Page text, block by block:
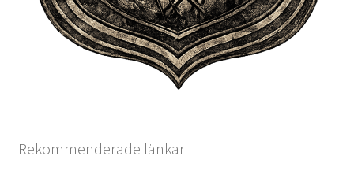
Rekommenderade länkar